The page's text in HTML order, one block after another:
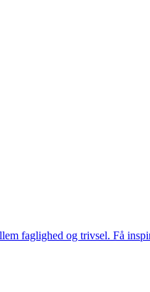
faglighed og trivsel. Få